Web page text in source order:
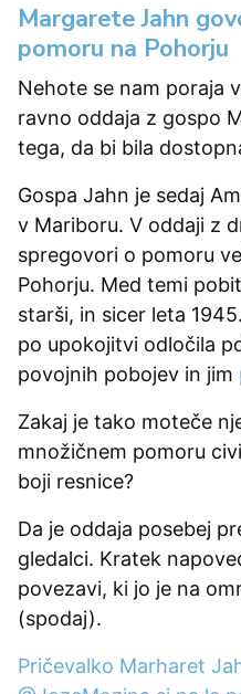
Margarete Jahn
pomoru na Pohorju
Nehote se nam poraja
ravno oddaja z gospo
tega, da bi bila
Gospa Jahn je sedaj
v Mariboru. V oddaji z
spregovori o pomoru
Pohorju. Med temi
starši, in sicer leta
po upokojitvi odločila
povojnih pobojev in jim
Zakaj je tako moteče
množičnem pomoru
boji resnice?
Da je oddaja posebej
gledalci. Kratek
povezavi, ki jo je na
(spodaj).
Pričevalko Marharet